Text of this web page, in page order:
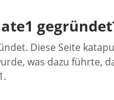
Diese Seite
was dazu führte,